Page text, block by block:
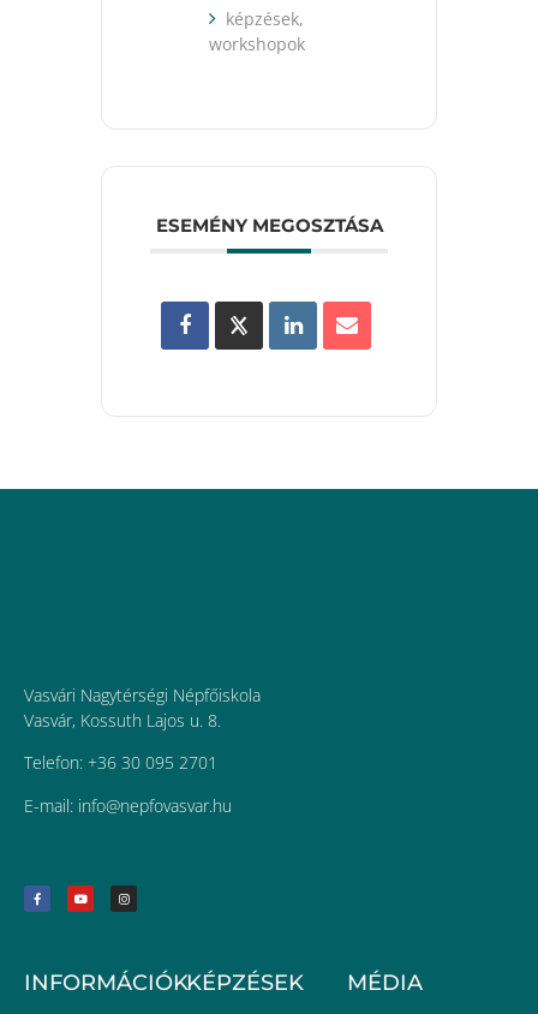
képzések,
workshopok
ESEMÉNY MEGOSZTÁSA
Vasvári Nagytérségi Népfőiskola
Vasvár, Kossuth Lajos u. 8.
Telefon: +36 30 095 2701
E-mail: uh.ravsavofpen@ofni
INFORMÁCIÓKKÉPZÉSEK MÉDIA